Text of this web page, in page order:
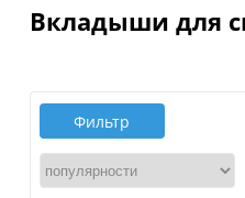
Вкладыши для
Фильтр